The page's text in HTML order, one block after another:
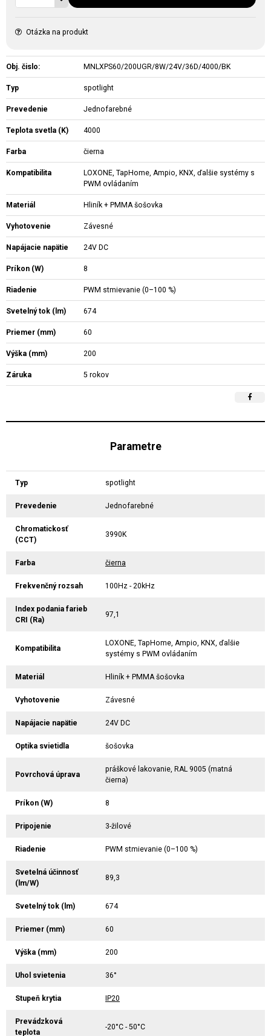
Otázka na produkt
Obj. čislo: MNLXPS60/200UGR/8W/24V/36D/4000/BK
Typ spotlight
Prevedenie Jednofarebné
Teplota svetla (K) 4000
Farba čierna
Kompatibilita
LOXONE, TapHome, Ampio, KNX, ďalšie systémy s
PWM ovládaním
Materiál Hliník + PMMA šošovka
Vyhotovenie Závesné
Napájacie napätie 24V DC
Príkon (W) 8
Riadenie PWM stmievanie (0–100 %)
Svetelný tok (lm) 674
Priemer (mm) 60
Výška (mm) 200
Záruka 5 rokov
Parametre
Typ spotlight
Prevedenie Jednofarebné
Chromatickosť
(CCT)
3990K
Farba čierna
Frekvenčný rozsah 100Hz - 20kHz
Index podania farieb
CRI (Ra)
97,1
Kompatibilita
LOXONE, TapHome, Ampio, KNX, ďalšie
systémy s PWM ovládaním
Materiál Hliník + PMMA šošovka
Vyhotovenie Závesné
Napájacie napätie 24V DC
Optika svietidla šošovka
Povrchová úprava
práškové lakovanie, RAL 9005 (matná
čierna)
Príkon (W) 8
Pripojenie 3-žilové
Riadenie PWM stmievanie (0–100 %)
Svetelná účinnosť
(lm/W)
89,3
Svetelný tok (lm) 674
Priemer (mm) 60
Výška (mm) 200
Uhol svietenia 36°
Stupeň krytia IP20
Prevádzková
teplota
-20°C - 50°C